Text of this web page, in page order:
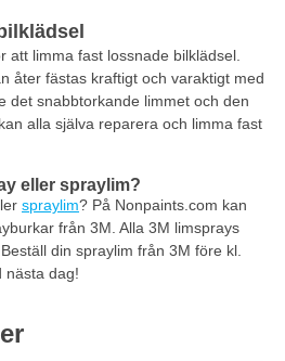
att limma fast lossnade bilklädsel.
åter fästas kraftigt och varaktigt med
det snabbtorkande limmet och den
alla själva reparera och limma fast
eller spraylim?
spraylim? På Nonpaints.com kan
från 3M. Alla 3M limsprays
din spraylim från 3M före kl.
nästa dag!